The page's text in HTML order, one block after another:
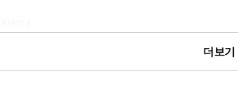
더보기